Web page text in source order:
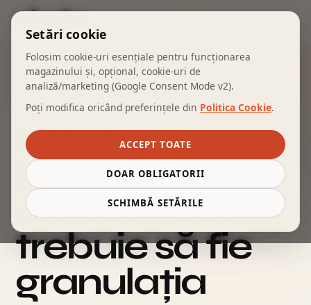
Setări cookie
Folosim cookie-uri esențiale pentru funcționarea
magazinului și, opțional, cookie-uri de
analiză/marketing (Google Consent Mode v2).
Poți modifica oricând preferințele din Politica Cookie.
ACCEPT TOATE
DOAR OBLIGATORII
SCHIMBĂ SETĂRILE
← ÎNAPOI LA BLOG
PREPARARE
Măcinare
French Press:
cât de mare
trebuie să fie
granulația